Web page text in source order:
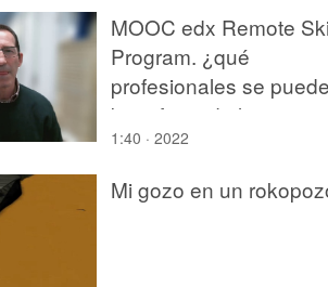
MOOC edx Remote
Program. ¿qué
profesionales se
beneficiar de los
contenidos de este
1:40 · 2022
Mi gozo en un